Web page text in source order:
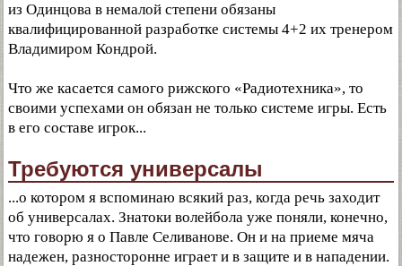
из Одинцова в немалой степени обязаны
квалифицированной разработке системы 4+2 их тренером
Владимиром Кондрой.
Что же касается самого рижского «Радиотехника», то
своими успехами он обязан не только системе игры. Есть
в его составе игрок...
Требуются универсалы
...о котором я вспоминаю всякий раз, когда речь заходит
об универсалах. Знатоки волейбола уже поняли, конечно,
что говорю я о Павле Селиванове. Он и на приеме мяча
надежен, разносторонне играет и в защите и в нападении.